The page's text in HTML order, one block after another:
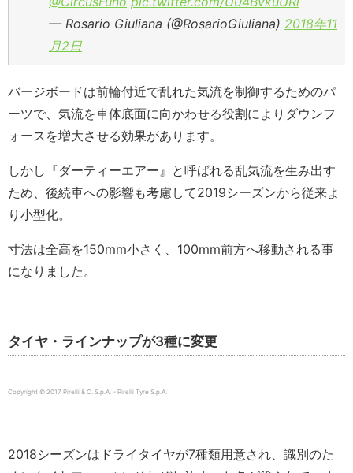
— Rosario Giuliana (@RosarioGiuliana) 2018年11
月2日
バージボードは前輪付近で乱れた気流を制御するためのパ
ーツで、気流を車体底面に向かわせる役割によりダウンフ
ォースを増大させる効果があります。
しかし『ダーティーエアー』と呼ばれる乱気流を生み出す
ため、後続車への影響も考慮して2019シーズンから従来よ
り小型化。
寸法は全高を150mm小さく、100mm前方へ移動される事
になりました。
タイヤ・ラインナップが3種に変更
Copyright © 2017 Pirelli & C. S.p.A. – Pirelli Tyre S.p.A.
2018シーズンはドライタイヤが7種類用意され、識別のた